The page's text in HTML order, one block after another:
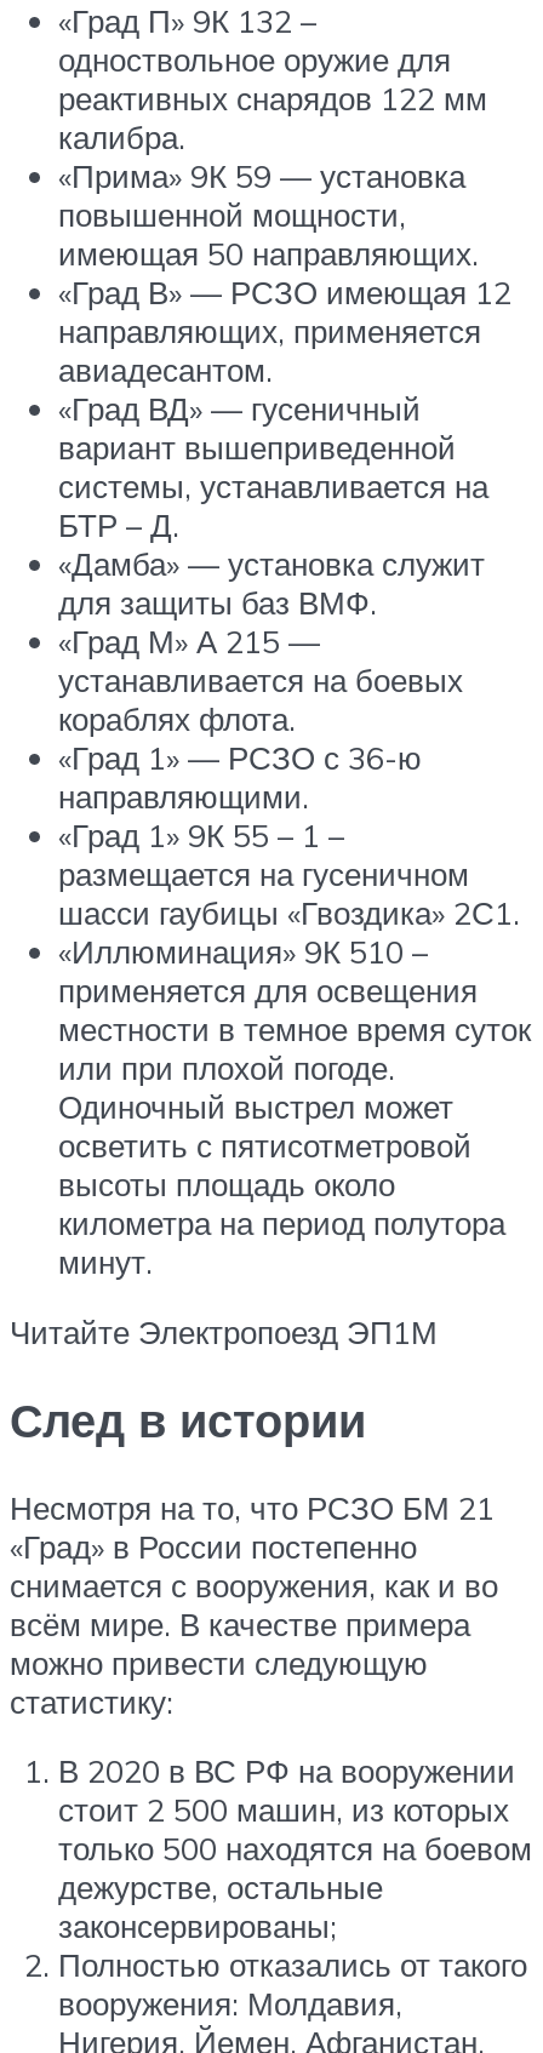
«Град П» 9К 132 –
одноствольное оружие для
реактивных снарядов 122 мм
калибра.
«Прима» 9К 59 — установка
повышенной мощности,
имеющая 50 направляющих.
«Град В» — РСЗО имеющая 12
направляющих, применяется
авиадесантом.
«Град ВД» — гусеничный
вариант вышеприведенной
системы, устанавливается на
БТР – Д.
«Дамба» — установка служит
для защиты баз ВМФ.
«Град М» А 215 —
устанавливается на боевых
кораблях флота.
«Град 1» — РСЗО с 36-ю
направляющими.
«Град 1» 9К 55 – 1 –
размещается на гусеничном
шасси гаубицы «Гвоздика» 2С1.
«Иллюминация» 9К 510 –
применяется для освещения
местности в темное время суток
или при плохой погоде.
Одиночный выстрел может
осветить с пятисотметровой
высоты площадь около
километра на период полутора
минут.
Читайте Электропоезд ЭП1М
След в истории
Несмотря на то, что РСЗО БМ 21
«Град» в России постепенно
снимается с вооружения, как и во
всём мире. В качестве примера
можно привести следующую
статистику:
В 2020 в ВС РФ на вооружении
стоит 2 500 машин, из которых
только 500 находятся на боевом
дежурстве, остальные
законсервированы;
Полностью отказались от такого
вооружения: Молдавия,
Нигерия, Йемен, Афганистан,